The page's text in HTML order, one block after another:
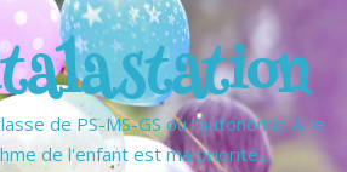
de PS-MS-GS où l'autonomie & le
de l'enfant est ma priorité…